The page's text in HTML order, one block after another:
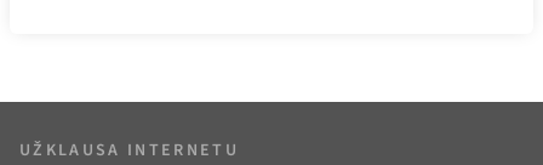
UŽKLAUSA INTERNETU